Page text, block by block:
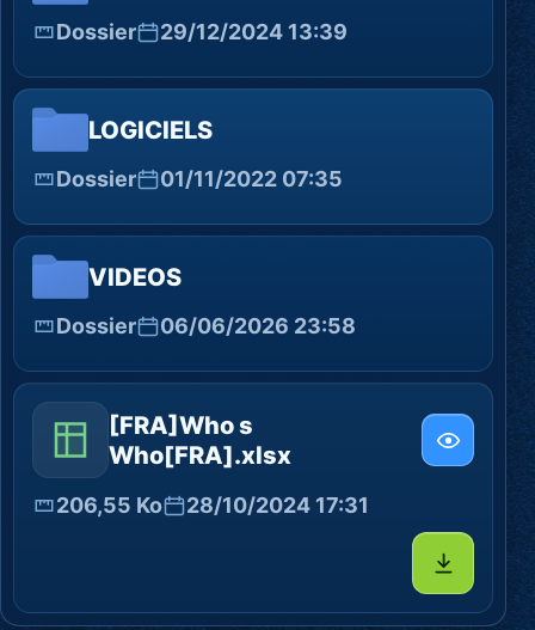
Dossier 29/12/2024 13:39
LOGICIELS
Dossier 01/11/2022 07:35
VIDEOS
Dossier 06/06/2026 23:58
[FRA]Who s
Who[FRA].xlsx
206,55 Ko 28/10/2024 17:31